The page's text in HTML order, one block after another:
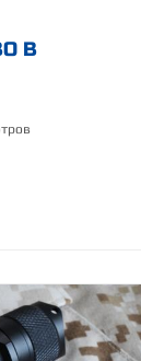
В